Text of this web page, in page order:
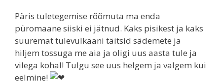
Päris tuletegemise rõõmuta ma enda
püromaane siiski ei jätnud. Kaks pisikest ja kaks
suuremat tulevulkaani täitsid sädemete ja
hiljem tossuga me aia ja oligi uus aasta tule ja
vilega kohal! Tulgu see uus helgem ja valgem kui
eelmine!